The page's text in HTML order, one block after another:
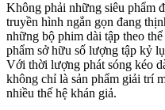
Không phải những siêu phẩm
truyền hình ngắn gọn đang
những bộ phim dài tập theo
phẩm sở hữu số lượng tập kỷ
Với thời lượng phát sóng kéo
không chỉ là sản phẩm giải trí
nhiều thế hệ khán giả.